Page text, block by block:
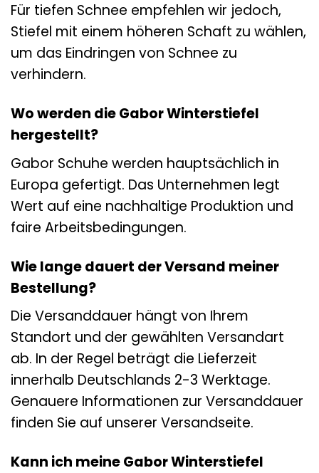
Für tiefen Schnee empfehlen wir jedoch,
Stiefel mit einem höheren Schaft zu wählen,
um das Eindringen von Schnee zu
verhindern.
Wo werden die Gabor Winterstiefel
hergestellt?
Gabor Schuhe werden hauptsächlich in
Europa gefertigt. Das Unternehmen legt
Wert auf eine nachhaltige Produktion und
faire Arbeitsbedingungen.
Wie lange dauert der Versand meiner
Bestellung?
Die Versanddauer hängt von Ihrem
Standort und der gewählten Versandart
ab. In der Regel beträgt die Lieferzeit
innerhalb Deutschlands 2-3 Werktage.
Genauere Informationen zur Versanddauer
finden Sie auf unserer Versandseite.
Kann ich meine Gabor Winterstiefel